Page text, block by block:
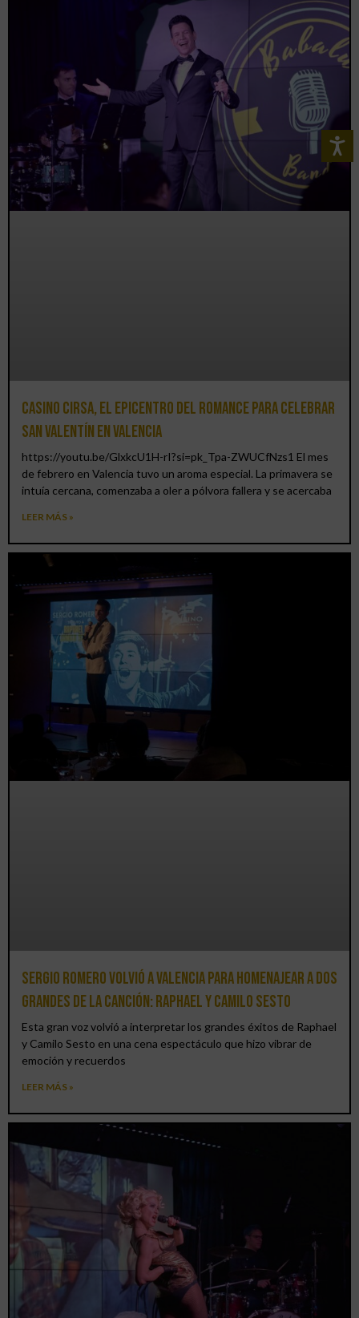
Casino CIRSA, el epicentro del romance para celebrar
San Valentín en Valencia
https://youtu.be/GlxkcU1H-rI?si=pk_Tpa-ZWUCfNzs1 El mes
de febrero en Valencia tuvo un aroma especial. La primavera se
intuía cercana, comenzaba a oler a pólvora fallera y se acercaba
LEER MÁS »
Sergio Romero volvió a Valencia para homenajear a dos
grandes de la canción: Raphael y Camilo Sesto
Esta gran voz volvió a interpretar los grandes éxitos de Raphael
y Camilo Sesto en una cena espectáculo que hizo vibrar de
emoción y recuerdos
LEER MÁS »